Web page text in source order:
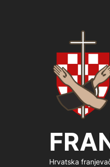
Hrvatska